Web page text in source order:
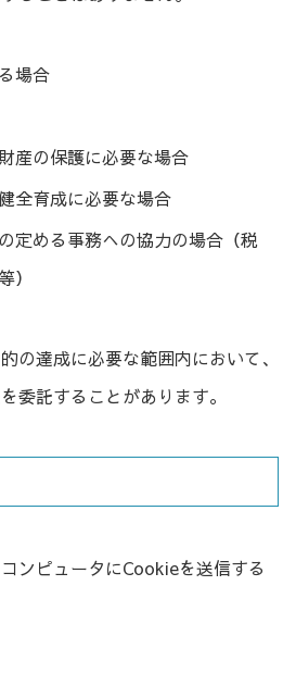
場合
産の保護に必要な場合
全育成に必要な場合
定める事務への協力の場合（税
）
の達成に必要な範囲内において、
委託することがあります。
ンピュータにCookieを送信する